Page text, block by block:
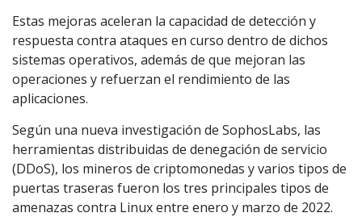
Estas mejoras aceleran la capacidad de detección y
respuesta contra ataques en curso dentro de dichos
sistemas operativos, además de que mejoran las
operaciones y refuerzan el rendimiento de las
aplicaciones.
Según una nueva investigación de SophosLabs, las
herramientas distribuidas de denegación de servicio
(DDoS), los mineros de criptomonedas y varios tipos de
puertas traseras fueron los tres principales tipos de
amenazas contra Linux entre enero y marzo de 2022.